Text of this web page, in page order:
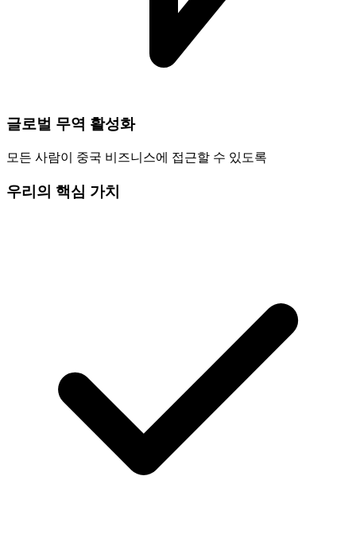
글로벌 무역 활성화
모든 사람이 중국 비즈니스에 접근할 수 있도록
우리의 핵심 가치